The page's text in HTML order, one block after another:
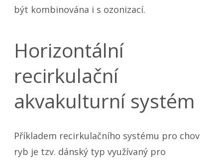
být kombinována i s ozonizací.
Horizontální
recirkulační
akvakulturní systém
Příkladem recirkulačního systému pro chov
ryb je tzv. dánský typ využívaný pro